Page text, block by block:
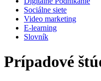
Sociálne siete
Video marketing
E-learning
Slovník
Prípadové